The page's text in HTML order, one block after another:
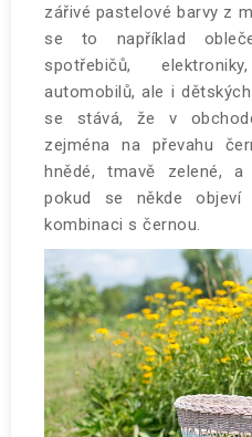
zářivé pastelové barvy z
se to například
spotřebičů,
automobilů, ale i
se stává, že v
zejména na převahu
hnědé, tmavě zelené,
pokud se někde
kombinaci s černou.